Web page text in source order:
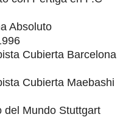
Absoluto
Cubierta Barcelona
Cubierta Maebashi
del Mundo Stuttgart